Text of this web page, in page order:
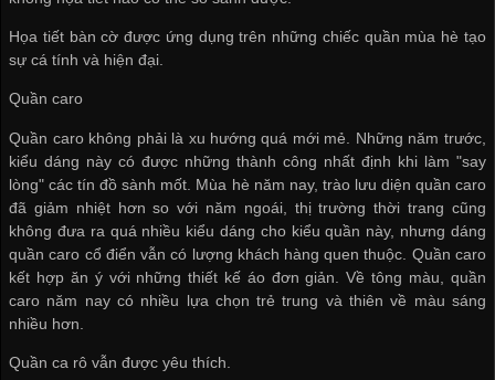
Họa tiết bàn cờ được ứng dụng trên những chiếc quần mùa hè tạo
sự cá tính và hiện đại.
Quần caro
Quần caro không phải là xu hướng quá mới mẻ. Những năm trước,
kiểu dáng này có được những thành công nhất định khi làm "say
lòng" các tín đồ sành mốt. Mùa hè năm nay, trào lưu diện quần caro
đã giảm nhiệt hơn so với năm ngoái, thị trường thời trang cũng
không đưa ra quá nhiều kiểu dáng cho kiểu quần này, nhưng dáng
quần caro cổ điển vẫn có lượng khách hàng quen thuộc. Quần caro
kết hợp ăn ý với những thiết kế áo đơn giản. Về tông màu, quần
caro năm nay có nhiều lựa chọn trẻ trung và thiên về màu sáng
nhiều hơn.
Quần ca rô vẫn được yêu thích.